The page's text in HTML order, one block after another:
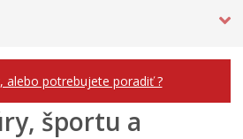
alebo potrebujete poradiť ?
športu a